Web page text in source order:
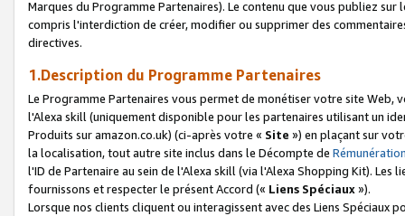
Marques du Programme Partenaires). Le contenu que vous publiez
compris l'interdiction de créer, modifier ou supprimer des
directives.
1.Description du Programme Partenaires
Le Programme Partenaires vous permet de monétiser votre site Web,
l'Alexa skill (uniquement disponible pour les partenaires utilisant un
Produits sur amazon.co.uk) (ci-après votre « Site ») en plaçant sur
la localisation, tout autre site inclus dans le Décompte de
l'ID de Partenaire au sein de l'Alexa skill (via l'Alexa Shopping Kit).
fournissons et respecter le présent Accord (« Liens Spéciaux»).
Lorsque nos clients cliquent ou interagissent avec des Liens Spéciaux